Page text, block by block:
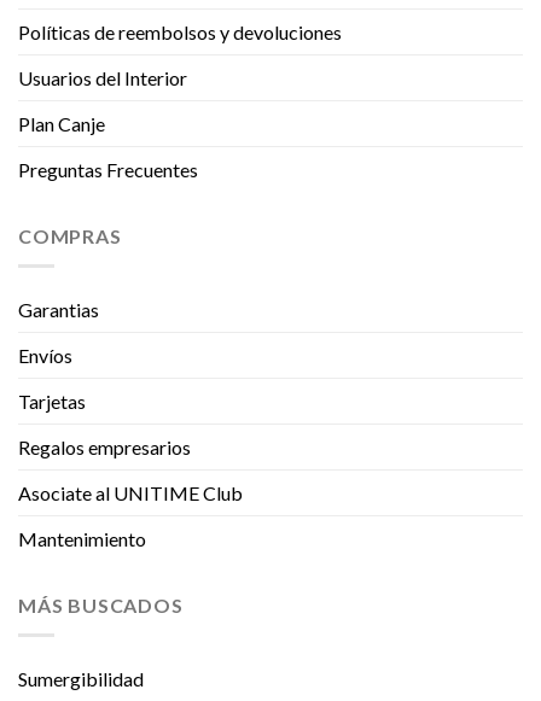
Políticas de reembolsos y devoluciones
Usuarios del Interior
Plan Canje
Preguntas Frecuentes
COMPRAS
Garantias
Envíos
Tarjetas
Regalos empresarios
Asociate al UNITIME Club
Mantenimiento
MÁS BUSCADOS
Sumergibilidad